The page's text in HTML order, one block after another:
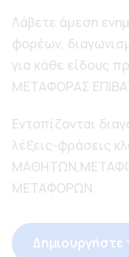
Λάβετε άμεση
φορέων,
για κάθε είδους
ΜΕΤΑΦΟΡΑΣ
Εντοπίζονται
λέξεις-φράσεις
ΜΕΤΑΦΟΡΩΝ
Δημιουργήστε